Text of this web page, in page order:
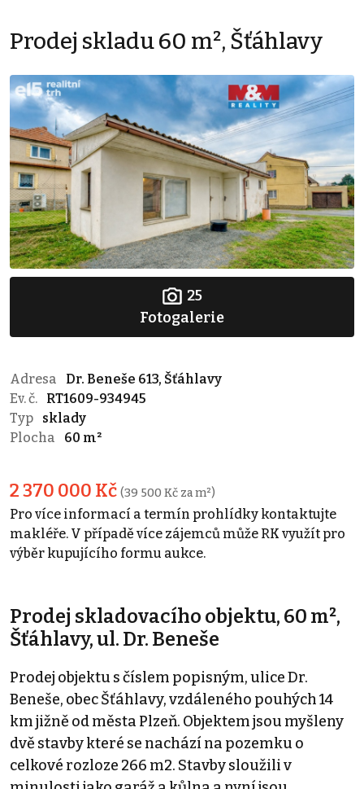
Prodej skladu 60 m², Šťáhlavy
25
Fotogalerie
Adresa
Dr. Beneše 613, Šťáhlavy
Ev. č.
RT1609-934945
Typ
sklady
Plocha
60 m²
2 370 000 Kč (39 500 Kč za m²)
Pro více informací a termín prohlídky kontaktujte
makléře. V případě více zájemců může RK využít pro
výběr kupujícího formu aukce.
Prodej skladovacího objektu, 60 m²,
Šťáhlavy, ul. Dr. Beneše
Prodej objektu s číslem popisným, ulice Dr.
Beneše, obec Šťáhlavy, vzdáleného pouhých 14
km jižně od města Plzeň. Objektem jsou myšleny
dvě stavby které se nachází na pozemku o
celkové rozloze 266 m2. Stavby sloužili v